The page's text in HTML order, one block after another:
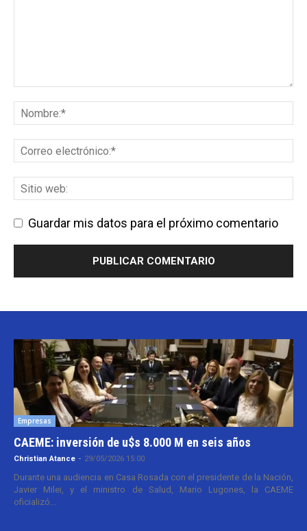
Guardar mis datos para el próximo comentario
Empresas
CAEME: inversión de u$s 8.000 M en seis años
Christian Atance - 29/05/2026 15:00
Durante una audiencia en Casa Rosada con el presidente de la Nación,
Javier Milei, y el ministro de Salud, Mario Lugones, la CAEME
oficializó...